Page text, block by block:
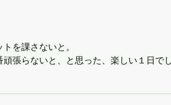
を課さないと。
張らないと、と思った、楽しい１日でし